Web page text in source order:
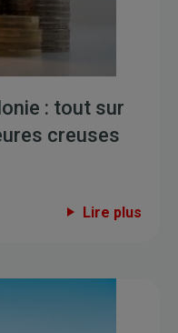
: tout sur
creuses
Lire plus